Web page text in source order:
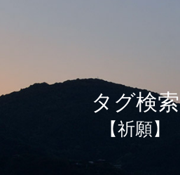
タグ検索
【祈願】